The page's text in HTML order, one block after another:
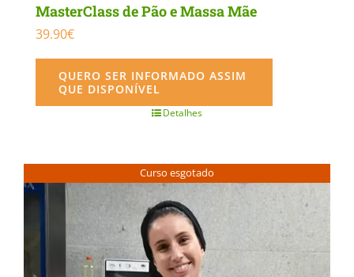
MasterClass de Pão e Massa Mãe
39.90€
QUERO SER INFORMADO ASSIM
QUE DISPONÍVEL
Detalhes
Curso esgotado